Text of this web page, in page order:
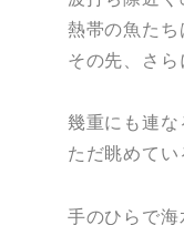
熱帯の魚たち
その先、さ
幾重にも連な
ただ眺めて
手のひらで海